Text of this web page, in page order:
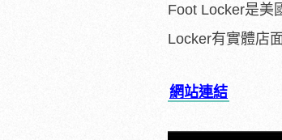
Foot Locker是美
Locker有實體店
網站連結